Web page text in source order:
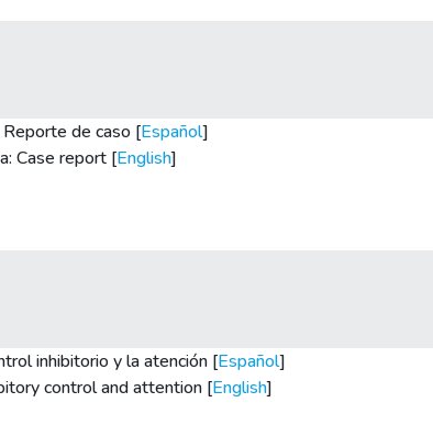
Reporte de caso [Español]
Case report [English]
inhibitorio y la atención [Español]
control and attention [English]